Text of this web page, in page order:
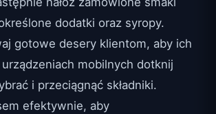
dodatki oraz syropy.
gotowe desery klientom, aby ich
mobilnych dotknij
i przeciągnąć składniki.
efektywnie, aby